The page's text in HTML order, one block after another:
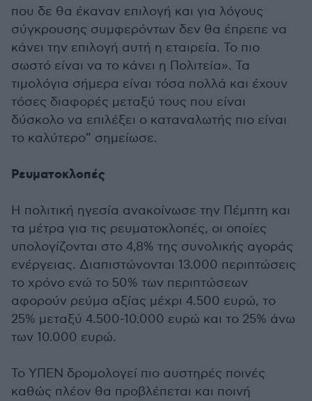
που δε θα έκαναν επιλογή και για λόγους
σύγκρουσης συμφερόντων δεν θα έπρεπε να
κάνει την επιλογή αυτή η εταιρεία. Το πιο
σωστό είναι να το κάνει η Πολιτεία». Τα
τιμολόγια σήμερα είναι τόσα πολλά και έχουν
τόσες διαφορές μεταξύ τους που είναι
δύσκολο να επιλέξει ο καταναλωτής πιο είναι
το καλύτερο” σημείωσε.
Ρευματοκλοπές
Η πολιτική ηγεσία ανακοίνωσε την Πέμπτη και
τα μέτρα για τις ρευματοκλοπές, οι οποίες
υπολογίζονται στο 4,8% της συνολικής αγοράς
ενέργειας. Διαπιστώνονται 13.000 περιπτώσεις
το χρόνο ενώ το 50% των περιπτώσεων
αφορούν ρεύμα αξίας μέχρι 4.500 ευρώ, το
25% μεταξύ 4.500-10.000 ευρώ και το 25% άνω
των 10.000 ευρώ.
Το ΥΠΕΝ δρομολογεί πιο αυστηρές ποινές
καθώς πλέον θα προβλέπεται και ποινή